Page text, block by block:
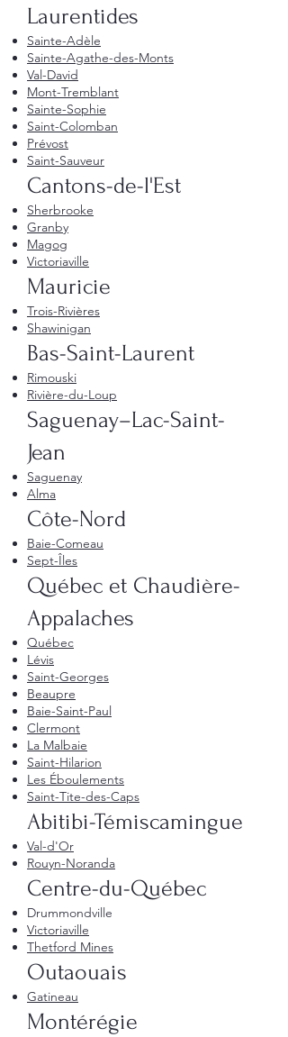
Laurentides
Sainte-Adèle
Sainte-Agathe-des-Monts
Val-David
Mont-Tremblant
Sainte-Sophie
Saint-Colomban
Prévost
Saint-Sauveur
Cantons-de-l'Est
Sherbrooke
Granby
Magog
Victoriaville
Mauricie
Trois-Rivières
Shawinigan
Bas-Saint-Laurent
Rimouski
Rivière-du-Loup
Saguenay–Lac-Saint-
Jean
Saguenay
Alma
Côte-Nord
Baie-Comeau
Sept-Îles
Québec et Chaudière-
Appalaches
Québec
Lévis
Saint-Georges
Beaupre
Baie-Saint-Paul
Clermont
La Malbaie
Saint-Hilarion
Les Éboulements
Saint-Tite-des-Caps
Abitibi-Témiscamingue
Val-d'Or
Rouyn-Noranda
Centre-du-Québec
Drummondville
Victoriaville
Thetford Mines
Outaouais
Gatineau
Montérégie